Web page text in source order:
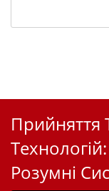
Прийняття
Розумні